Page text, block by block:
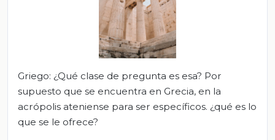
Griego: ¿Qué clase de pregunta es esa? Por
supuesto que se encuentra en Grecia, en la
acrópolis ateniense para ser específicos. ¿qué es lo
que se le ofrece?